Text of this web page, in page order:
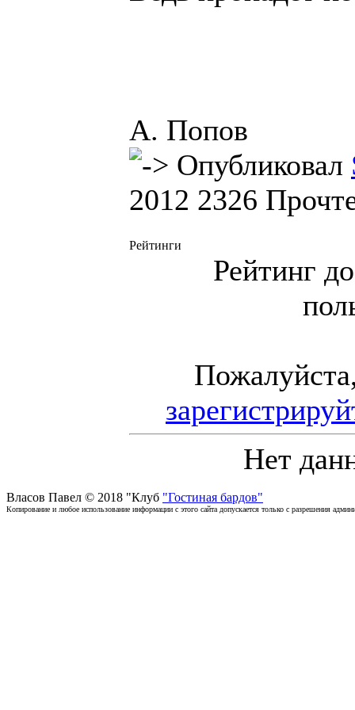
А. Попов
Опубликовал
2012 2326
Рейтинги
Рейтинг
Нет
Власов Павел © 2018 "Клуб "Гостиная бардов"
Копирование и любое использование информации с этого сайта допускается только с разрешения